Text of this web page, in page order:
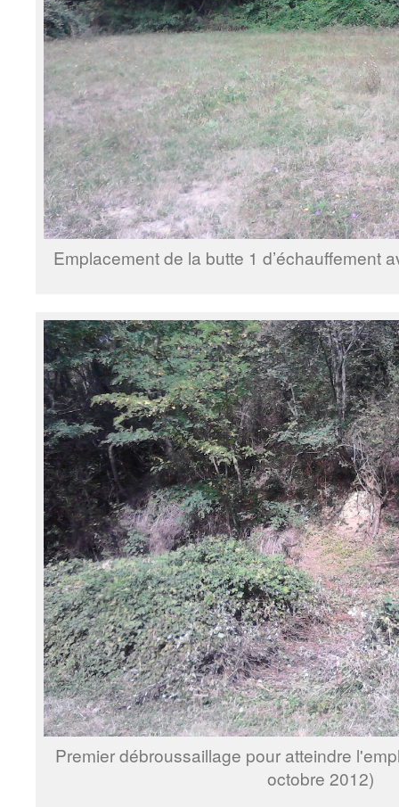
Emplacement de la butte 1 d’échauffement
Premier débroussaillage pour atteindre
octobre 2012)